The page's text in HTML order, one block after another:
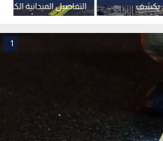
التفاصيل الميدانية
الإسكندرية" المأساوية
يكشف
1